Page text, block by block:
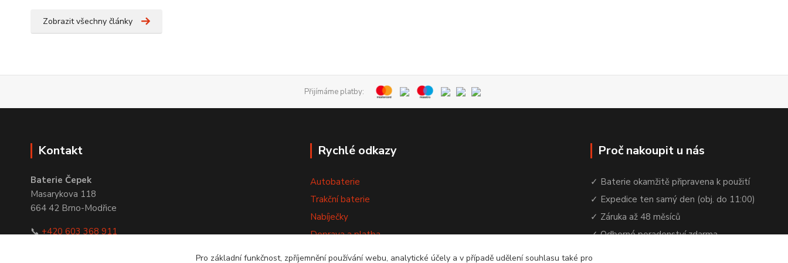
Zobrazit všechny články
Přijímáme platby:
Kontakt
Baterie Čepek
Masarykova 118
664 42 Brno-Modřice
📞+420 603 368 911
Rychlé odkazy
Autobaterie
Trakční baterie
Nabíječky
Doprava a platba
Výměna baterie
Proč nakoupit u nás
✓ Baterie okamžitě připravena k použití
✓ Expedice ten samý den (obj. do 11:00)
✓ Záruka až 48 měsíců
✓ Odborné poradenství zdarma
Pro základní funkčnost, zpříjemnění používání webu, analytické účely a v případě udělení souhlasu také pro